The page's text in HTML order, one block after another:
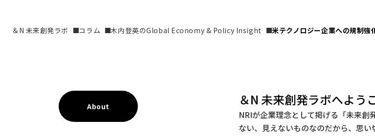
＆N 未来創発ラボ コラム 木内登英のGlobal Economy & Policy Insight 米テクノロジー企業への規制強
About ＆N 未来創発ラボへよう
NRIが企業理念として掲げる「未来
ない、見えないものなのだから、思